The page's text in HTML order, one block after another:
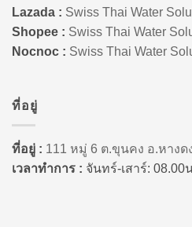
Lazada : Swiss Thai Water
Shopee : Swiss Thai Water
Nocnoc : Swiss Thai Water
ที่อยู่
ที่อยู่ : 111 หมู่ 6 ต.ขุนคง อ.หางด
เวลาทำการ : จันทร์-เสาร์: 08.00